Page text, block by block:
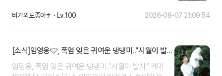
타일 매거진 ‘에스콰이어 코리아’ 9월호 커버를 장식하
적인 분위기로 색다른 모습을 보여준다. 특히 깊은 눈빛
색한 로고를 더해 의미를 살렸다.해당 이미지는 임영웅
비가와도좋아☂️ 100 2026-08-07 21:09:54
[소식]임영웅🩵, 폭염 잊은 귀여운 댕댕미.."시월이 발
사" 케미 100점
임영웅, 폭염 잊은 귀여운 댕댕미.."시월이 발사" 케미